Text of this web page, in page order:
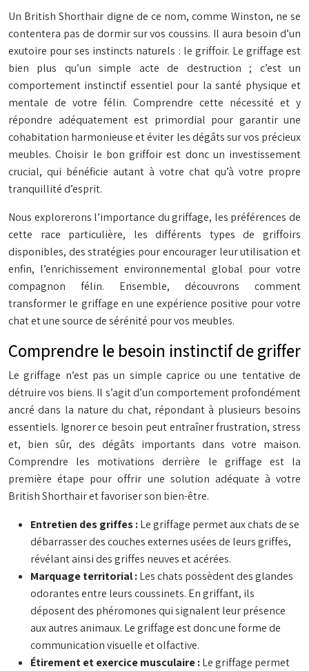
Un British Shorthair digne de ce nom, comme Winston, ne se
contentera pas de dormir sur vos coussins. Il aura besoin d’un
exutoire pour ses instincts naturels : le griffoir. Le griffage est
bien plus qu’un simple acte de destruction ; c’est un
comportement instinctif essentiel pour la santé physique et
mentale de votre félin. Comprendre cette nécessité et y
répondre adéquatement est primordial pour garantir une
cohabitation harmonieuse et éviter les dégâts sur vos précieux
meubles. Choisir le bon griffoir est donc un investissement
crucial, qui bénéficie autant à votre chat qu’à votre propre
tranquillité d’esprit.
Nous explorerons l’importance du griffage, les préférences de
cette race particulière, les différents types de griffoirs
disponibles, des stratégies pour encourager leur utilisation et
enfin, l’enrichissement environnemental global pour votre
compagnon félin. Ensemble, découvrons comment
transformer le griffage en une expérience positive pour votre
chat et une source de sérénité pour vos meubles.
Comprendre le besoin instinctif de griffer
Le griffage n’est pas un simple caprice ou une tentative de
détruire vos biens. Il s’agit d’un comportement profondément
ancré dans la nature du chat, répondant à plusieurs besoins
essentiels. Ignorer ce besoin peut entraîner frustration, stress
et, bien sûr, des dégâts importants dans votre maison.
Comprendre les motivations derrière le griffage est la
première étape pour offrir une solution adéquate à votre
British Shorthair et favoriser son bien-être.
Entretien des griffes :Le griffage permet aux chats de se
débarrasser des couches externes usées de leurs griffes,
révélant ainsi des griffes neuves et acérées.
Marquage territorial :Les chats possèdent des glandes
odorantes entre leurs coussinets. En griffant, ils
déposent des phéromones qui signalent leur présence
aux autres animaux. Le griffage est donc une forme de
communication visuelle et olfactive.
Étirement et exercice musculaire :Le griffage permet